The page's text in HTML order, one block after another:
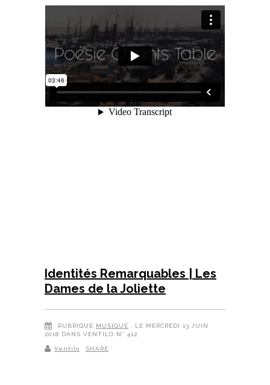
Identités Remarquables | Les
Dames de la Joliette
RUBRIQUE MUSIQUE
, LE MERCREDI 13 JUIN
2018 DANS VENTILO N° 412
Ventilo SHARE